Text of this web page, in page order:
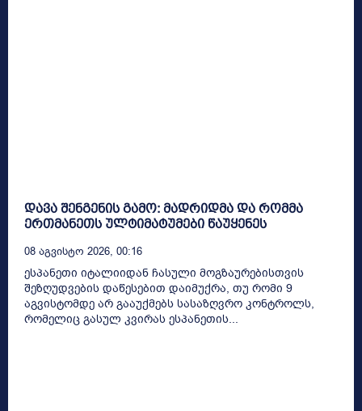
დავა შენგენის გამო: მადრიდმა და რომმა
ერთმანეთს ულტიმატუმები წაუყენეს
08 Აგვისტო 2026, 00:16
ესპანეთი იტალიიდან ჩასული მოგზაურებისთვის
შეზღუდვების დაწესებით დაიმუქრა, თუ რომი 9
აგვისტომდე არ გააუქმებს სასაზღვრო კონტროლს,
რომელიც გასულ კვირას ესპანეთის...